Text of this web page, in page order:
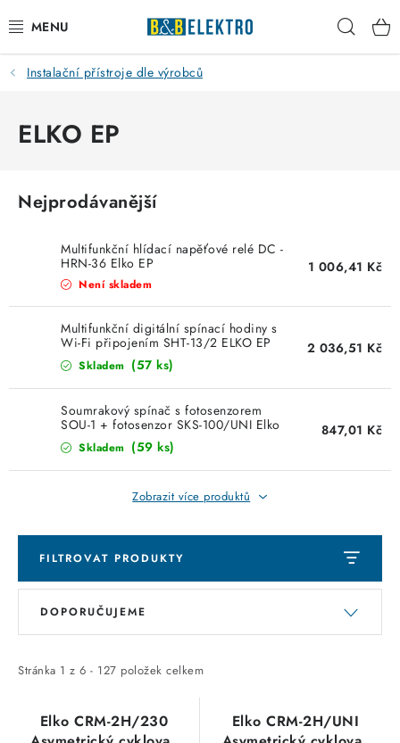
na
obsah
Reklamace / Vrácení zboží
Blog
VYTÁPĚNÍ
VYPÍNAČE
ELEKTROMATERIÁL
ŽÁROVKY
FOTOVOLTAIKA
OHŘÍVAČE VODY
CHYTRÁ DOMÁCNOST
SVÍTIDLA domovní
LED osvětlení
Instalační přístroje dle výrobců
ELKO EP
Nejprodávanější
Multifunkční hlídací napěťové relé DC -
HRN-36 Elko EP
Není skladem
1 006,41 Kč
Multifunkční digitální spínací hodiny s
Wi-Fi připojením SHT-13/2 ELKO EP
Skladem (57 ks)
2 036,51 Kč
Soumrakový spínač s fotosenzorem
SOU-1 + fotosenzor SKS-100/UNI Elko
EP Skladem (59 ks)
847,01 Kč
Zobrazit více produktů
FILTROVAT PRODUKTY
V
i
Stránka 1 z 6 - 127 položek celkem
Ř
e
DOPORUČUJEME
Elko CRM-2H/230
Elko CRM-2H/UNI